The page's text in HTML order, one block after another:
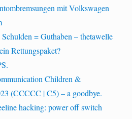
mit Volkswagen
= Guthaben – thetawelle
Rettungspaket?
Children &
(CCCCC | C5) – a goodbye.
hacking: power off switch